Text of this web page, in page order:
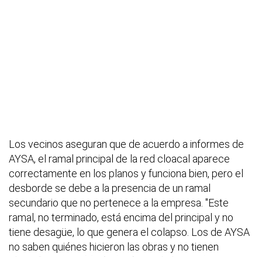
Los vecinos aseguran que de acuerdo a informes de
AYSA, el ramal principal de la red cloacal aparece
correctamente en los planos y funciona bien, pero el
desborde se debe a la presencia de un ramal
secundario que no pertenece a la empresa. "Este
ramal, no terminado, está encima del principal y no
tiene desagüe, lo que genera el colapso. Los de AYSA
no saben quiénes hicieron las obras y no tienen